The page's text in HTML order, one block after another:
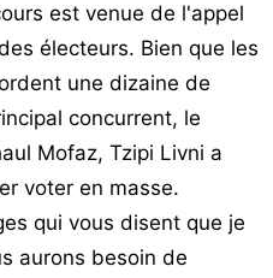
est venue de l'appel
électeurs. Bien que les
une dizaine de
concurrent, le
Mofaz, Tzipi Livni a
voter en masse.
qui vous disent que je
aurons besoin de